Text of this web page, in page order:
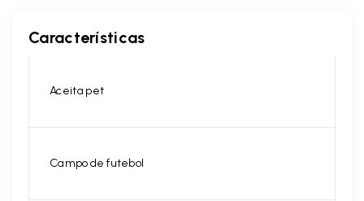
Características
Aceita pet
Campo de futebol